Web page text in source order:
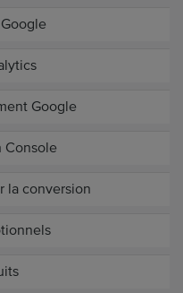
Google
Console
la conversion